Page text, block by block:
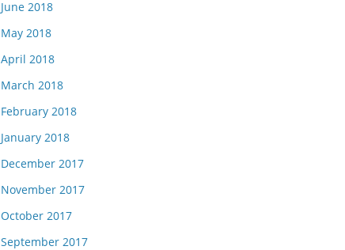
June 2018
May 2018
April 2018
March 2018
February 2018
January 2018
December 2017
November 2017
October 2017
September 2017